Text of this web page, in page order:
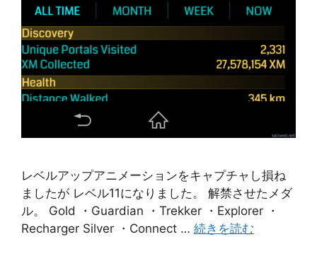
レベルアップアニメーションをキャプチャし損ね
ましたが レベル11になりました。 解禁させたメダ
ル。 Gold ・Guardian ・Trekker ・Explorer ・
Recharger Silver ・Connect … 続きを読む